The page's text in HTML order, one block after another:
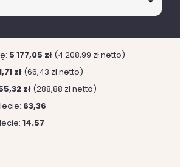
5 177,05 zł (4 208,99 zł netto)
zł (66,43 zł netto)
zł (288,88 zł netto)
63,36
14.57